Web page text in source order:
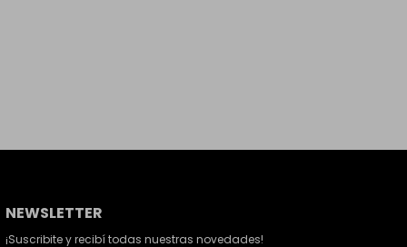
NEWSLETTER
¡Suscribite y recibí todas nuestras novedades!